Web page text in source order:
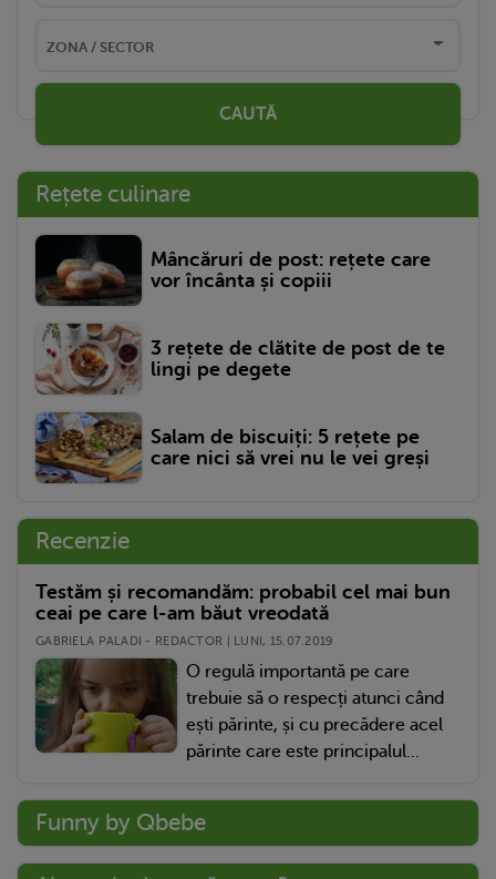
CAUTĂ
Rețete culinare
Mâncăruri de post: rețete care
vor încânta și copiii
3 rețete de clătite de post de te
lingi pe degete
Salam de biscuiți: 5 rețete pe
care nici să vrei nu le vei greși
Recenzie
Testăm și recomandăm: probabil cel mai bun
ceai pe care l-am băut vreodată
GABRIELA PALADI - REDACTOR | LUNI, 15.07.2019
O regulă importantă pe care
trebuie să o respecți atunci când
ești părinte, și cu precădere acel
părinte care este principalul...
Funny by Qbebe